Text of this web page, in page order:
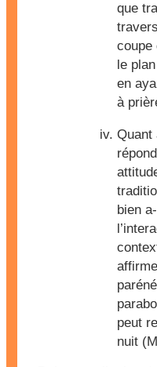
que
coupe
le
en
à
Quant
bien
peut
nuit